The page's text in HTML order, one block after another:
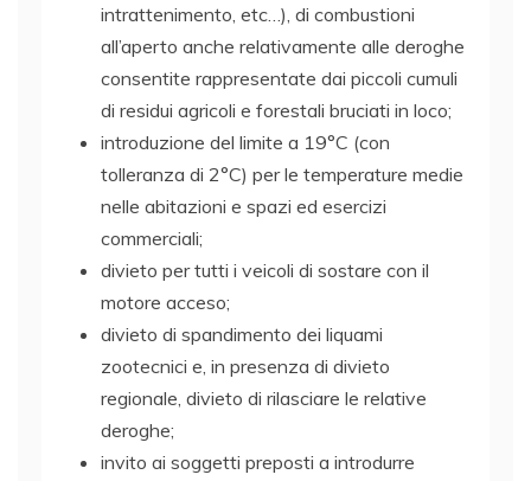
intrattenimento, etc…), di combustioni
all’aperto anche relativamente alle deroghe
consentite rappresentate dai piccoli cumuli
di residui agricoli e forestali bruciati in loco;
introduzione del limite a 19°C (con
tolleranza di 2°C) per le temperature medie
nelle abitazioni e spazi ed esercizi
commerciali;
divieto per tutti i veicoli di sostare con il
motore acceso;
divieto di spandimento dei liquami
zootecnici e, in presenza di divieto
regionale, divieto di rilasciare le relative
deroghe;
invito ai soggetti preposti a introdurre